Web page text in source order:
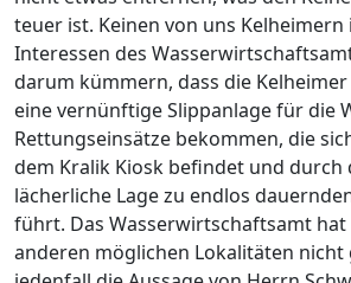
teuer ist. Keinen von uns
Interessen des
darum kümmern, dass die
eine vernünftige Slippanlage für die
Rettungseinsätze bekommen, die
dem Kralik Kiosk befindet und durch
lächerliche Lage zu endlos
führt. Das Wasserwirtschaftsamt hat
anderen möglichen Lokalitäten nicht